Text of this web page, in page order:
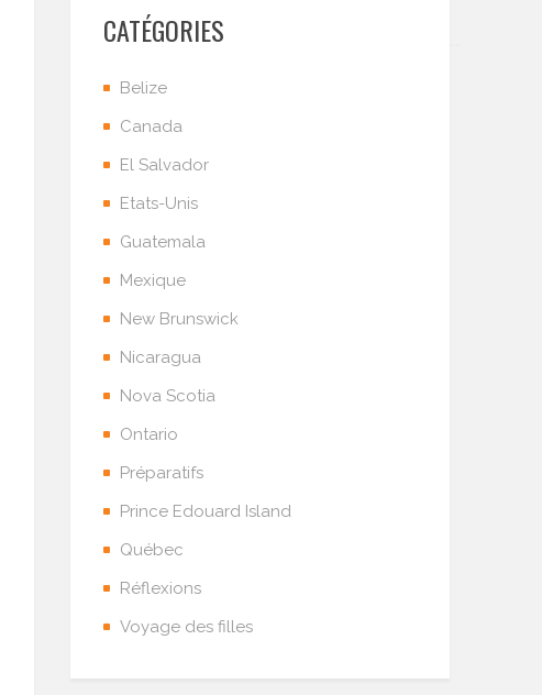
CATÉGORIES
Belize
Canada
El Salvador
Etats-Unis
Guatemala
Mexique
New Brunswick
Nicaragua
Nova Scotia
Ontario
Préparatifs
Prince Edouard Island
Québec
Réflexions
Voyage des filles